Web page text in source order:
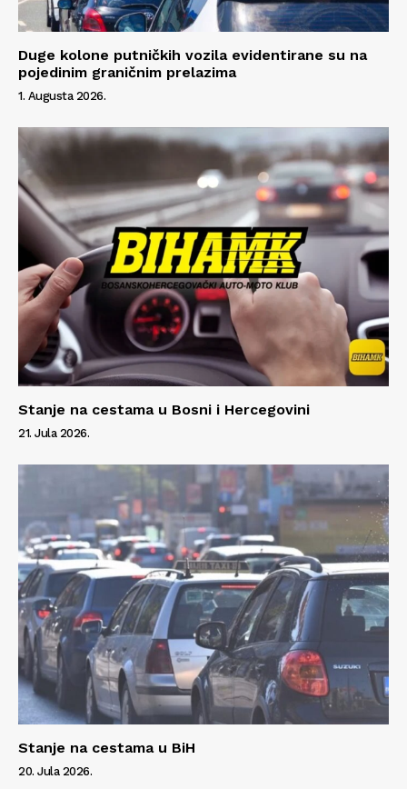
Impressum
Duge kolone putničkih vozila evidentirane su na
pojedinim graničnim prelazima
1. Augusta 2026.
Stanje na cestama u Bosni i Hercegovini
21. Jula 2026.
Stanje na cestama u BiH
20. Jula 2026.